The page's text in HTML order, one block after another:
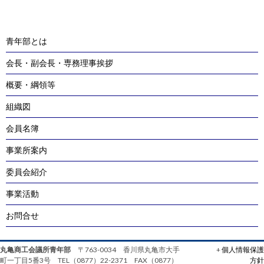
青年部とは
会長・副会長・専務理事挨拶
概要・綱領等
組織図
会員名簿
事業所案内
委員会紹介
事業活動
お問合せ
丸亀商工会議所青年部 〒763-0034 香川県丸亀市大手
町一丁目5番3号 TEL（0877）22-2371 FAX（0877）
+個人情報保護
方針